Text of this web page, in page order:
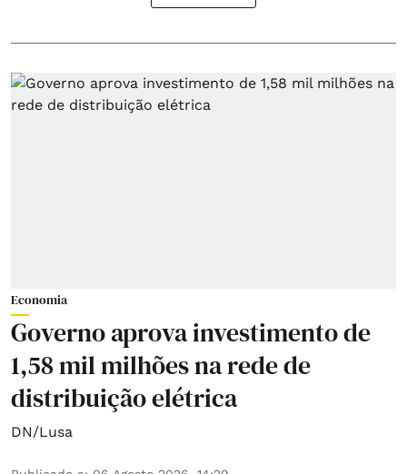
Economia
Governo aprova investimento de
1,58 mil milhões na rede de
distribuição elétrica
DN/Lusa